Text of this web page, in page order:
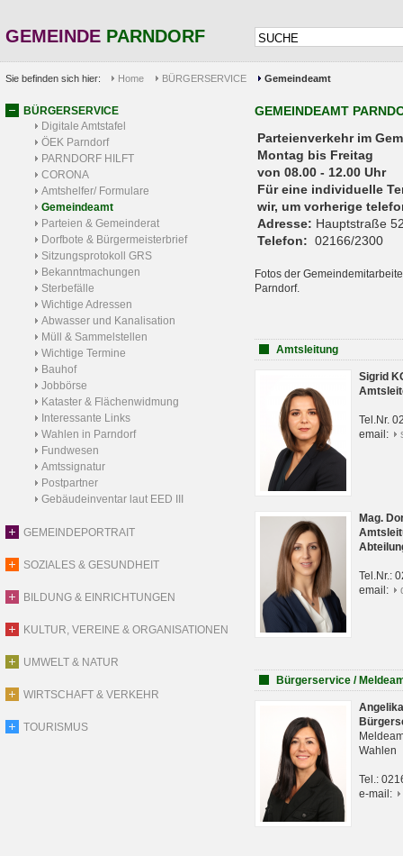
GEMEINDE PARNDORF
Sie befinden sich hier: Home BÜRGERSERVICE Gemeindeamt
BÜRGERSERVICE
Digitale Amtstafel
ÖEK Parndorf
PARNDORF HILFT
CORONA
Amtshelfer/ Formulare
Gemeindeamt
Parteien & Gemeinderat
Dorfbote & Bürgermeisterbrief
Sitzungsprotokoll GRS
Bekanntmachungen
Sterbefälle
Wichtige Adressen
Abwasser und Kanalisation
Müll & Sammelstellen
Wichtige Termine
Bauhof
Jobbörse
Kataster & Flächenwidmung
Interessante Links
Wahlen in Parndorf
Fundwesen
Amtssignatur
Postpartner
Gebäudeinventar laut EED III
GEMEINDEPORTRAIT
SOZIALES & GESUNDHEIT
BILDUNG & EINRICHTUNGEN
KULTUR, VEREINE & ORGANISATIONEN
UMWELT & NATUR
WIRTSCHAFT & VERKEHR
TOURISMUS
GEMEINDEAMT
Parteienverkehr
Montag bis Freitag
von 08.00 - 12.00 Uhr
Für eine individuelle
wir, um vorherige
Adresse: Hauptstraße
Telefon: 02166/2300
Fotos der
Parndorf.
Amtsleitung
Sigrid
Tel.Nr.
email:
Mag.
Tel.Nr.:
email:
Bürgerservice /
Wahlen
Tel.:
e-mail: